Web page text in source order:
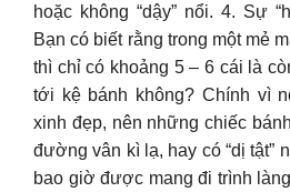
hoặc không “dậy” nổi. 4. Sự
Bạn có biết rằng trong một mẻ
thì chỉ có khoảng 5 – 6 cái là
tới kệ bánh không? Chính vì
xinh đẹp, nên những chiếc
đường vân kì lạ, hay có “dị tật”
bao giờ được mang đi trình